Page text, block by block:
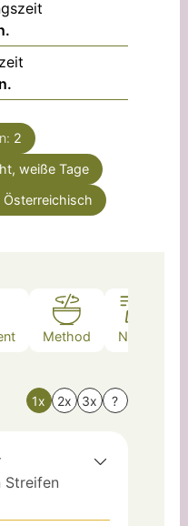
2
weiße Tage
Österreichisch
Method Notes
1x 2x 3x ?
Streifen